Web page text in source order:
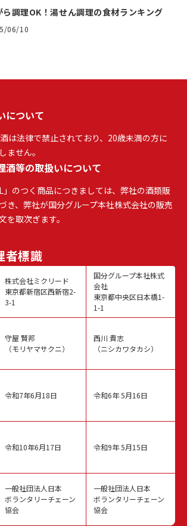
ら調理OK！湯せん調理の食材ランキング
06/10
について
は法律で禁止されており、20歳未満の方に
ません。
酒等の取扱いについて
」のつく商品につきましては、弊社の酒類販
き、弊社が国分グループ本社株式会社の販売
を取次ぎます。
者標識
株式会社ミクリード
東京都新宿区西新宿2-
3-1
守屋 賢邦
（モリヤマサクニ）
令和7年6月18日
令和10年6月17日
一般社団法人日本
ボランタリーチェーン
協会
国分グループ本社株式
会社
東京都中央区日本橋1-
1-1
西川 貴志
（ニシカワタカシ）
令和6年 5月16日
令和9年 5月15日
一般社団法人日本
ボランタリーチェーン
協会